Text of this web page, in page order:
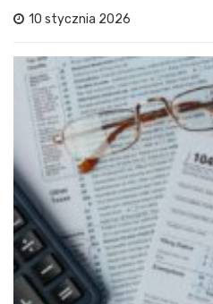
10 stycznia 2026